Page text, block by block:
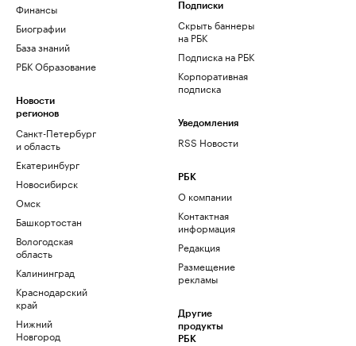
Финансы
Биографии
База знаний
РБК Образование
Новости
регионов
Санкт-Петербург
и область
Екатеринбург
Новосибирск
Омск
Башкортостан
Вологодская
область
Калининград
Краснодарский
край
Нижний
Новгород
Подписки
Скрыть баннеры
на РБК
Подписка на РБК
Корпоративная
подписка
Уведомления
RSS Новости
РБК
О компании
Контактная
информация
Редакция
Размещение
рекламы
Другие
продукты
РБК